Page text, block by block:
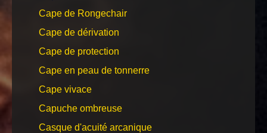
Cape de Rongechair
Cape de dérivation
Cape de protection
Cape en peau de tonnerre
Cape vivace
Capuche ombreuse
Casque d'acuité arcanique